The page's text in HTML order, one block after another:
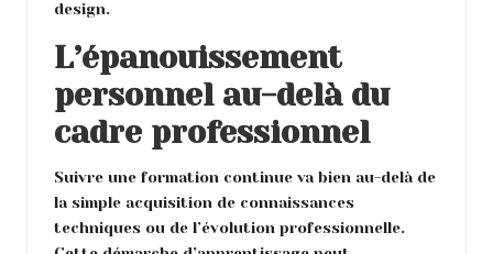
design.
L’épanouissement
personnel au-delà du
cadre professionnel
Suivre une formation continue va bien au-delà de
la simple acquisition de connaissances
techniques ou de l’évolution professionnelle.